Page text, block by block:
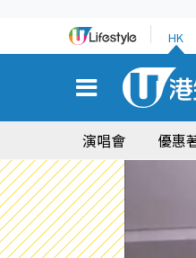
HK
演唱會 優惠